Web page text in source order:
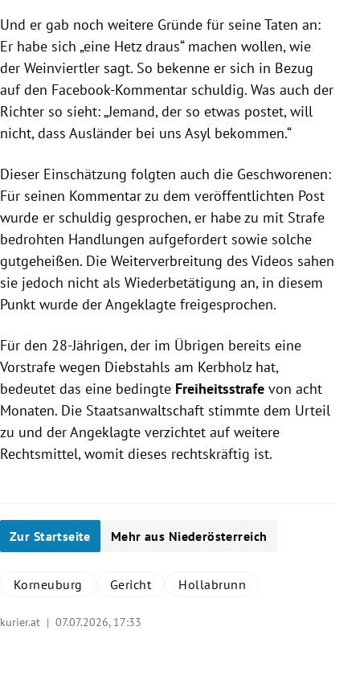
Und er gab noch weitere Gründe für seine Taten an:
Er habe sich „eine Hetz draus“ machen wollen, wie
der Weinviertler sagt. So bekenne er sich in Bezug
auf den Facebook-Kommentar schuldig. Was auch der
Richter so sieht: „Jemand, der so etwas postet, will
nicht, dass Ausländer bei uns Asyl bekommen.“
Dieser Einschätzung folgten auch die Geschworenen:
Für seinen Kommentar zu dem veröffentlichten Post
wurde er schuldig gesprochen, er habe zu mit Strafe
bedrohten Handlungen aufgefordert sowie solche
gutgeheißen. Die Weiterverbreitung des Videos sahen
sie jedoch nicht als Wiederbetätigung an, in diesem
Punkt wurde der Angeklagte freigesprochen.
Für den 28-Jährigen, der im Übrigen bereits eine
Vorstrafe wegen Diebstahls am Kerbholz hat,
bedeutet das eine bedingte Freiheitsstrafe von acht
Monaten. Die Staatsanwaltschaft stimmte dem Urteil
zu und der Angeklagte verzichtet auf weitere
Rechtsmittel, womit dieses rechtskräftig ist.
Zur Startseite Mehr aus Niederösterreich
Korneuburg Gericht Hollabrunn
kurier.at | 07.07.2026, 17:33